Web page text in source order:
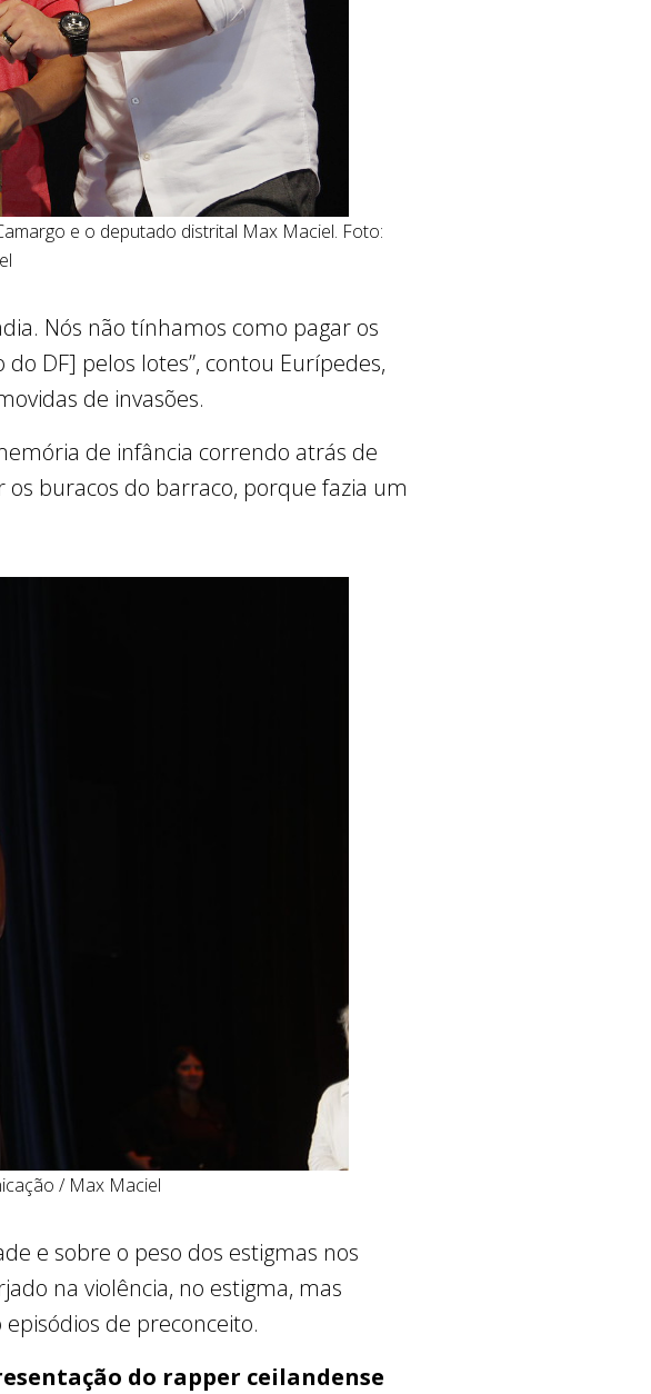
e o deputado distrital Max Maciel. Foto:
Nós não tínhamos como pagar os
DF] pelos lotes”, contou Eurípedes,
de invasões.
de infância correndo atrás de
buracos do barraco, porque fazia um
/ Max Maciel
e sobre o peso dos estigmas nos
na violência, no estigma, mas
de preconceito.
do rapper ceilandense